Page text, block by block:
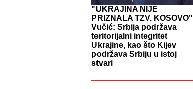
"UKRAJINA NIJE
PRIZNALA TZV. KOSOVO"
Vučić: Srbija podržava
teritorijalni integritet
Ukrajine, kao što Kijev
podržava Srbiju u istoj
stvari